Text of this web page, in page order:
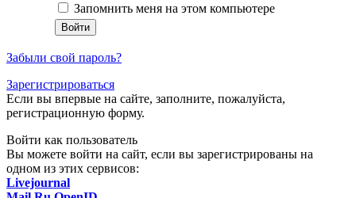
Запомнить меня на этом компьютере
Забыли свой пароль?
Зарегистрироваться
Если вы впервые на сайте, заполните, пожалуйста,
регистрационную форму.
Войти как пользователь
Вы можете войти на сайт, если вы зарегистрированы на
одном из этих сервисов:
Livejournal